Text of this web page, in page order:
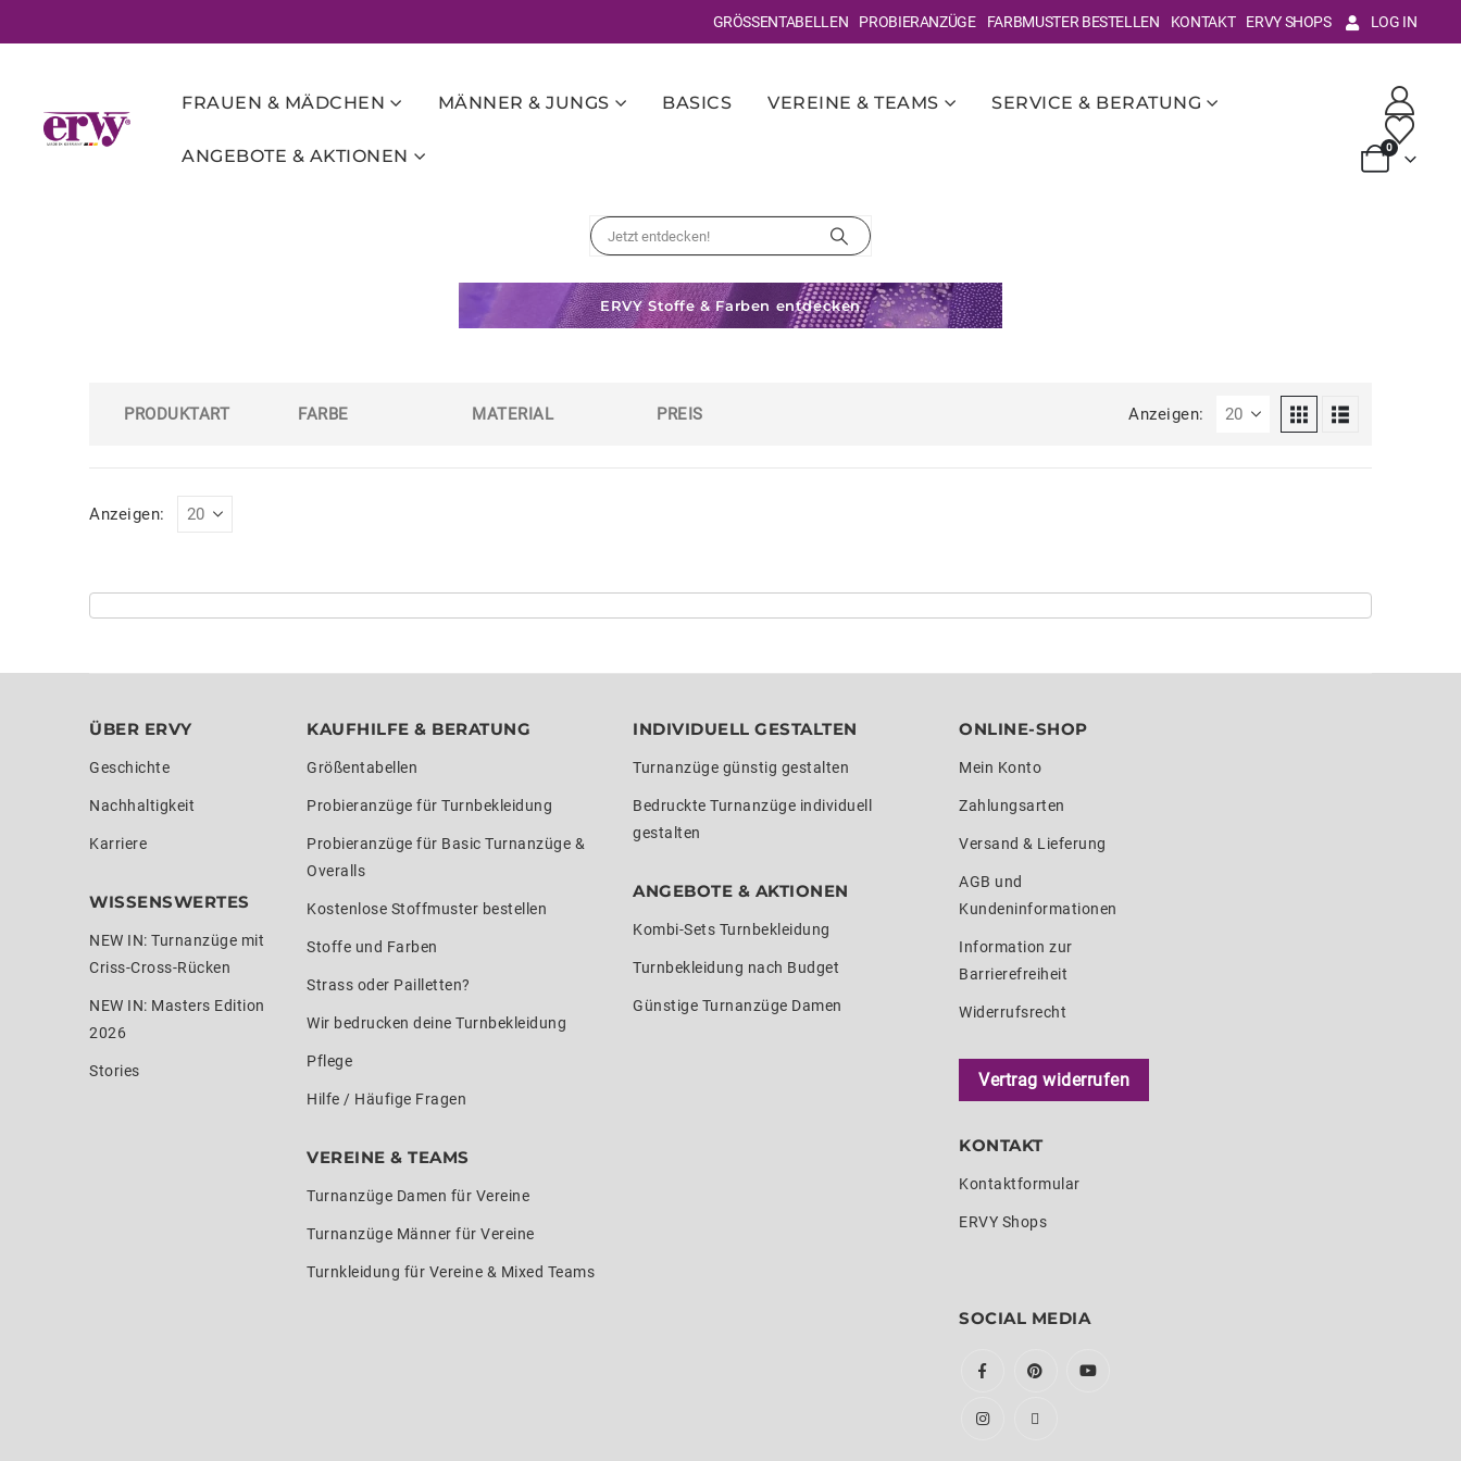
GRÖSSENTABELLEN PROBIERANZÜGE FARBMUSTER BESTELLEN KONTAKT ERVY SHOPS LOG IN
FRAUEN & MÄDCHEN MÄNNER & JUNGS BASICS VEREINE & TEAMS SERVICE & BERATUNG
ANGEBOTE & AKTIONEN 0
ERVY Stoffe & Farben entdecken
PRODUKTART FARBE MATERIAL PREIS Anzeigen:
Anzeigen:
ÜBER ERVY
Geschichte
Nachhaltigkeit
Karriere
WISSENSWERTES
NEW IN: Turnanzüge mit
Criss-Cross-Rücken
NEW IN: Masters Edition
2026
Stories
KAUFHILFE & BERATUNG
Größentabellen
Probieranzüge für Turnbekleidung
Probieranzüge für Basic Turnanzüge &
Overalls
Kostenlose Stoffmuster bestellen
Stoffe und Farben
Strass oder Pailletten?
Wir bedrucken deine Turnbekleidung
Pflege
Hilfe / Häufige Fragen
VEREINE & TEAMS
Turnanzüge Damen für Vereine
Turnanzüge Männer für Vereine
Turnkleidung für Vereine & Mixed Teams
INDIVIDUELL GESTALTEN
Turnanzüge günstig gestalten
Bedruckte Turnanzüge individuell
gestalten
ANGEBOTE & AKTIONEN
Kombi-Sets Turnbekleidung
Turnbekleidung nach Budget
Günstige Turnanzüge Damen
ONLINE-SHOP
Mein Konto
Zahlungsarten
Versand & Lieferung
AGB und
Kundeninformationen
Information zur
Barrierefreiheit
Widerrufsrecht
Vertrag widerrufen
KONTAKT
Kontaktformular
ERVY Shops
SOCIAL MEDIA